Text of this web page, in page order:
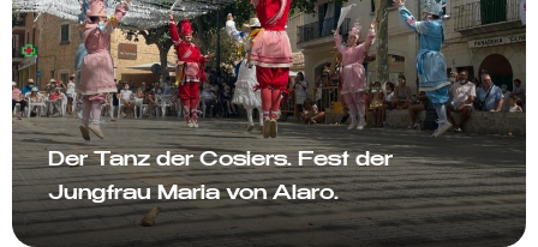
Der Tanz der Cosiers. Fest der
Jungfrau Maria von Alaro.